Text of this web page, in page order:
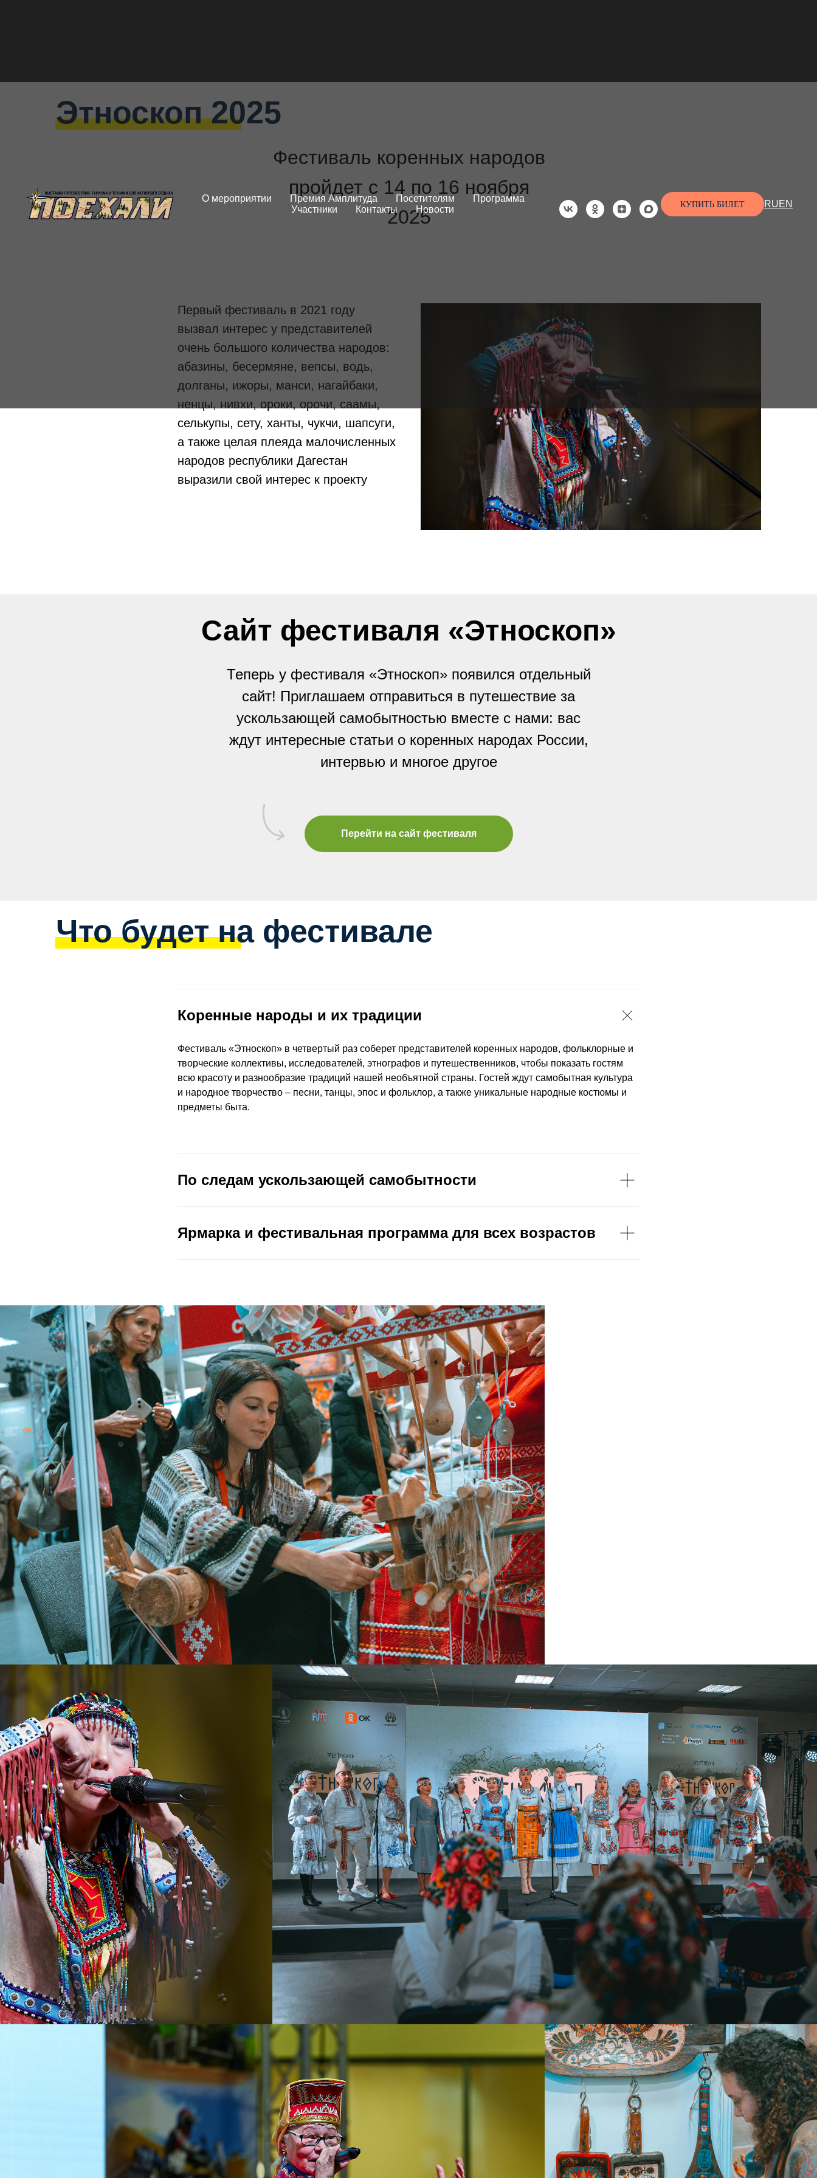
О мероприятии Премия Амплитуда Посетителям
Программа
Участники
Контакты Новости КУПИТЬ БИЛЕТ RUEN
Этноскоп 2025
Tilda Publishing
Фестиваль коренных народов
пройдет с 14 по 16 ноября
2025
Первый фестиваль в 2021 году
вызвал интерес у представителей
очень большого количества народов:
абазины, бесермяне, вепсы, водь,
долганы, ижоры, манси, нагайбаки,
ненцы, нивхи, ороки, орочи, саамы,
селькупы, сету, ханты, чукчи, шапсуги,
а также целая плеяда малочисленных
народов республики Дагестан
выразили свой интерес к проекту
Сайт фестиваля «Этноскоп»
Теперь у фестиваля «Этноскоп» появился отдельный
сайт! Приглашаем отправиться в путешествие за
ускользающей самобытностью вместе с нами: вас
ждут интересные статьи о коренных народах России,
интервью и многое другое
Перейти на сайт фестиваля
Что будет на фестивале
Коренные народы и их традиции
Фестиваль «Этноскоп» в четвертый раз соберет представителей коренных народов, фольклорные и
творческие коллективы, исследователей, этнографов и путешественников, чтобы показать гостям
всю красоту и разнообразие традиций нашей необъятной страны. Гостей ждут самобытная культура
и народное творчество – песни, танцы, эпос и фольклор, а также уникальные народные костюмы и
предметы быта.
По следам ускользающей самобытности
Ярмарка и фестивальная программа для всех возрастов